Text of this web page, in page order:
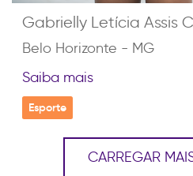
Gabrielly Letícia Assis
Belo Horizonte - MG
Saiba mais
Esporte
CARREGAR